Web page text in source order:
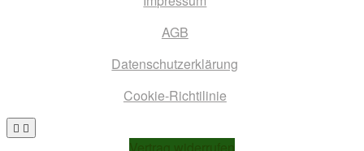
AGB
Datenschutzerklärung
Cookie-Richtilinie
Go
to